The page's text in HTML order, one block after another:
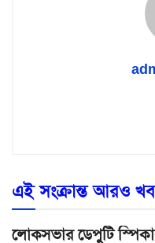
এই সংক্রান্ত আরও
লোকসভার ডেপুটি